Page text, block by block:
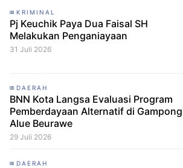
KRIMINAL
Pj Keuchik Paya Dua Faisal SH
Melakukan Penganiayaan
31 Juli 2026
DAERAH
BNN Kota Langsa Evaluasi Program
Pemberdayaan Alternatif di Gampong
Alue Beurawe
29 Juli 2026
DAERAH